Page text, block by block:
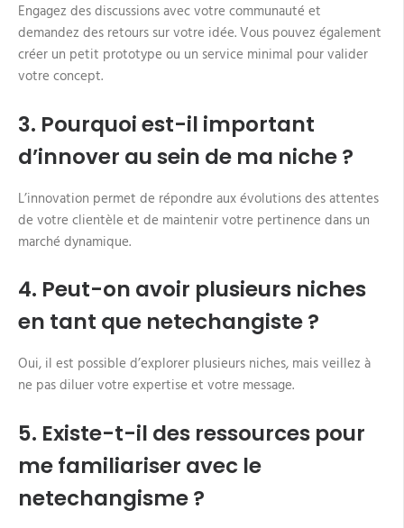
Engagez des discussions avec votre communauté et
demandez des retours sur votre idée. Vous pouvez également
créer un petit prototype ou un service minimal pour valider
votre concept.
3. Pourquoi est-il important
d’innover au sein de ma niche ?
L’innovation permet de répondre aux évolutions des attentes
de votre clientèle et de maintenir votre pertinence dans un
marché dynamique.
4. Peut-on avoir plusieurs niches
en tant que netechangiste ?
Oui, il est possible d’explorer plusieurs niches, mais veillez à
ne pas diluer votre expertise et votre message.
5. Existe-t-il des ressources pour
me familiariser avec le
netechangisme ?